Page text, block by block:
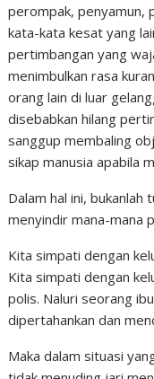
perompak, penyamun,
kata-kata kesat yang
pertimbangan yang
menimbulkan rasa
orang lain di luar
disebabkan hilang
sanggup membaling
sikap manusia apabila
Dalam hal ini, bukanlah
menyindir mana-mana
Kita simpati dengan
Kita simpati dengan
polis. Naluri seorang
dipertahankan dan
Maka dalam situasi